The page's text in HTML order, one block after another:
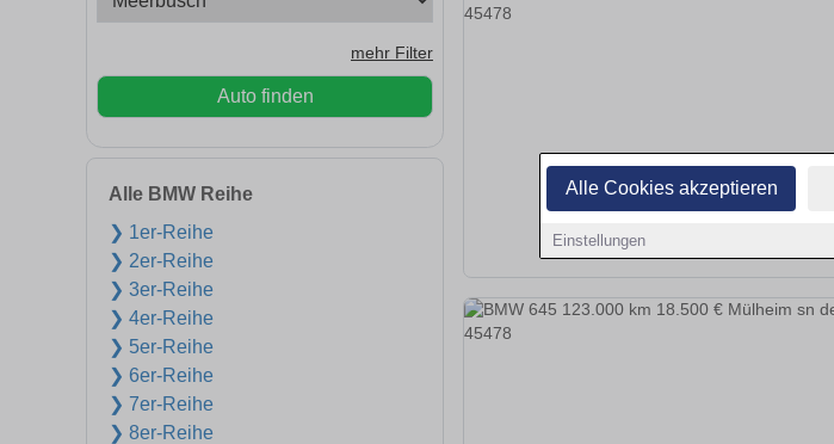
Alle Cookies akzeptieren
Einstellungen
mehr Filter
Auto finden
Alle BMW Reihe
❯ 1er-Reihe
❯ 2er-Reihe
❯ 3er-Reihe
❯ 4er-Reihe
❯ 5er-Reihe
❯ 6er-Reihe
❯ 7er-Reihe
❯ 8er-Reihe